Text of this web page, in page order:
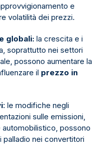
e
volatilità dei prezzi.
globali: la crescita e i
soprattutto nei settori
possono aumentare la
il prezzo in
: le modifiche negli
sulle emissioni,
possono
nei convertitori